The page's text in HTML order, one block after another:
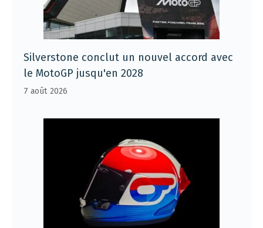
Silverstone conclut un nouvel accord avec
le MotoGP jusqu'en 2028
7 août 2026